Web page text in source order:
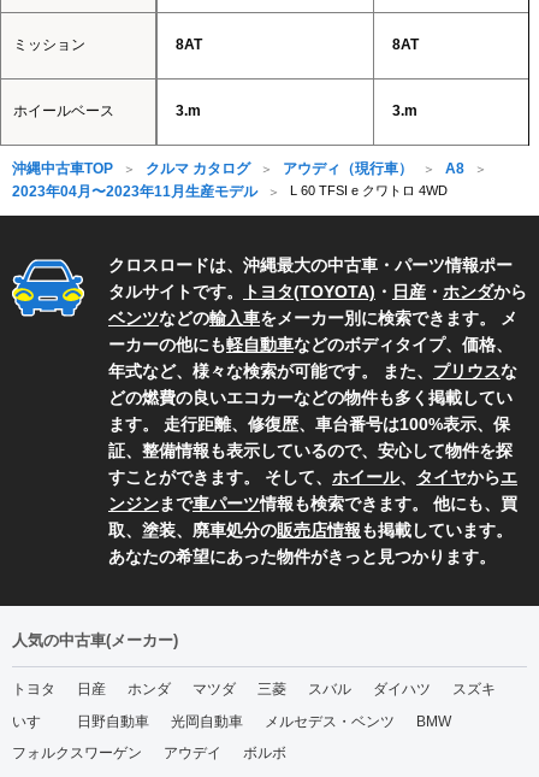
ミッション
ホイールベース
8AT 8AT
3.m 3.m
沖縄中古車TOP クルマ カタログ アウディ（現行車）
A8
2023年04月〜2023年11月生産モデル
L 60 TFSI e クワトロ 4WD
クロスロードは、沖縄最大の中古車・パーツ情報ポー
タルサイトです。
トヨタ(TOYOTA) ・ 日産 ・ ホンダから
ベンツなどの輸入車をメーカー別に検索できます。 メ
ーカーの他にも軽自動車などのボディタイプ、価格、
年式など、様々な検索が可能です。 また、 プリウスな
どの燃費の良いエコカーなどの物件も多く掲載してい
ます。 走行距離、修復歴、車台番号は100%表示、保
証、整備情報も表示しているので、安心して物件を探
すことができます。 そして、 ホイール、 タイヤからエ
ンジンまで車パーツ情報も検索できます。 他にも、買
取、塗装、廃車処分の販売店情報も掲載しています。
あなたの希望にあった物件がきっと見つかります。
人気の中古車(メーカー)
トヨタ 日産 ホンダ マツダ 三菱 スバル ダイハツ
スズキ
いすゞ
日野自動車 光岡自動車 メルセデス・ベンツ
BMW
フォルクスワーゲン
アウデイ ボルボ